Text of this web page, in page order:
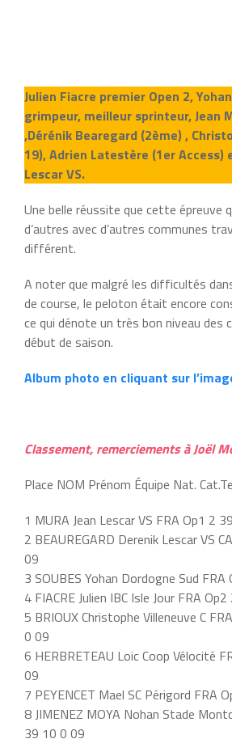
Julien Fiacre premier Open 2,
grimpeur, meilleur sprinteur, Jean
,Dérénik Bearegard (2ème) ,
19), Adrien Latestère (1er Access)
Lescar VS.
Une belle réussite que cette épreuve
d’autres avec d’autres communes
différent.
A noter que malgré les difficultés
de course, le peloton était encore
ce qui dénote un très bon niveau des
début de saison.
Album photo en cliquant sur
Classement, remerciements à Joël
Place NOM Prénom Équipe Nat.
1 MURA Jean Lescar VS FRA Op1 2
2 BEAUREGARD Derenik Lescar VS
09
3 SOUBES Yohan Dordogne Sud
4 FIACRE Julien IBC Isle Jour FRA
5 BRIOUX Christophe Villeneuve C
0 09
6 HERBRETEAU Loic Coop Vélocité
09
7 PEYENCET Mael SC Périgord FRA
8 JIMENEZ MOYA Nohan Stade
39 10 0 09